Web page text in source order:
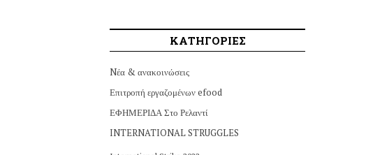
ΚΑΤΗΓΟΡΙΕΣ
Nέα & ανακοινώσεις
Επιτροπή εργαζομένων efood
ΕΦΗΜΕΡΙΔΑ Στο Ρελαντί
INTERNATIONAL STRUGGLES